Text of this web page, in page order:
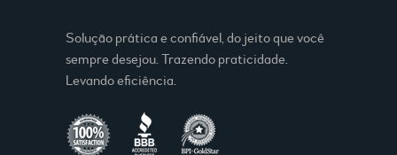
Solução prática e confiável, do jeito que você
sempre desejou. Trazendo praticidade.
Levando eficiência.